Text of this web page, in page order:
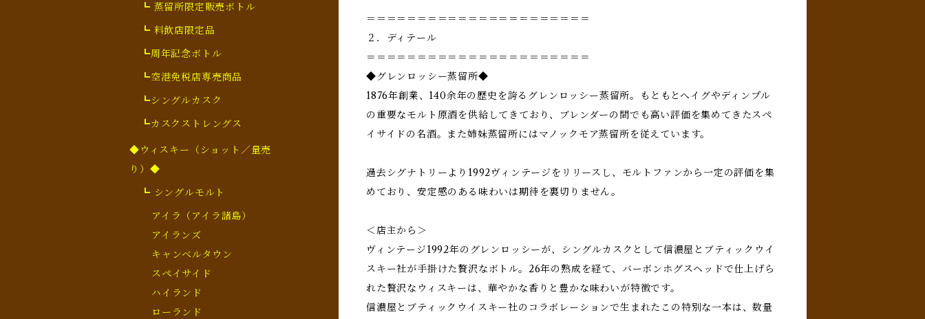
＝＝＝＝＝＝＝＝＝＝＝＝＝＝＝＝＝＝＝＝＝＝
２．ディテール
＝＝＝＝＝＝＝＝＝＝＝＝＝＝＝＝＝＝＝＝＝＝
◆グレンロッシー蒸留所◆
1876年創業、140余年の歴史を誇るグレンロッシー蒸留所。もともとへイグやディンプル
の重要なモルト原酒を供給してきており、ブレンダーの間でも高い評価を集めてきたスペ
イサイドの名酒。また姉妹蒸留所にはマノックモア蒸留所を従えています。
過去シグナトリーより1992ヴィンテージをリリースし、モルトファンから一定の評価を集
めており、安定感のある味わいは期待を裏切りません。
＜店主から＞
ヴィンテージ1992年のグレンロッシーが、シングルカスクとして信濃屋とブティックウイ
スキー社が手掛けた贅沢なボトル。26年の熟成を経て、バーボンホグスヘッドで仕上げら
れた贅沢なウィスキーは、華やかな香りと豊かな味わいが特徴です。
信濃屋とブティックウイスキー社のコラボレーションで生まれたこの特別な一本は、数量
┗ 蒸留所限定販売ボトル
┗ 料飲店限定品
┗周年記念ボトル
┗空港免税店専売商品
┗シングルカスク
┗カスクストレングス
◆ウィスキー（ショット／量売
り）◆
┗ シングルモルト
アイラ（アイラ諸島）
アイランズ
キャンベルタウン
スペイサイド
ハイランド
ローランド